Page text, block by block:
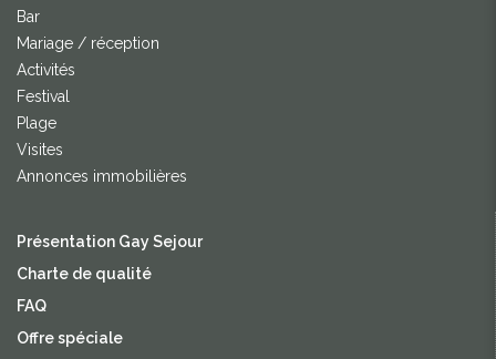
Bar
Mariage / réception
Activités
Festival
Plage
Visites
Annonces immobilières
Présentation Gay Sejour
Charte de qualité
FAQ
Offre spéciale